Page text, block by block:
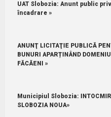
UAT Slobozia: Anunt public
încadrare »
ANUNŢ LICITAŢIE PUBLICĂ
BUNURI APARȚINÂND
FĂCĂENI »
Municipiul Slobozia:
SLOBOZIA NOUA»